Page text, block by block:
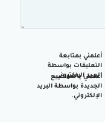
أعلمني بمتابعة
التعليقات بواسطة
البريد الإلكتروني.
أعلمني بالمواضيع
الجديدة بواسطة البريد
الإلكتروني.